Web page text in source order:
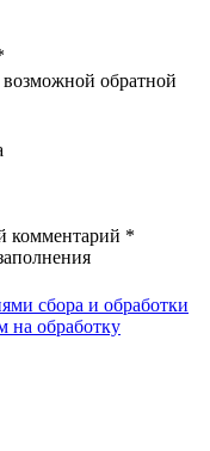
возможной обратной
комментарий *
сбора и обработки
на обработку